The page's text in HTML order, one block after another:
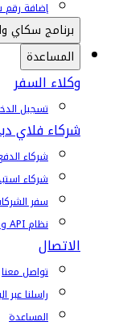
إضافة رقم
برنامج سكاي
المساعدة
وكلاء السفر
تسجيل
شركاء فلاي
شركاء
شركاء
سفر
نظام API وحساب وكيل سفر جديد
الاتصال
تواصل معنا
راسلنا عبر
المساعدة